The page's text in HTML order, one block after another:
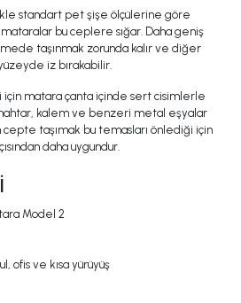
standart pet şişe ölçülerine göre
mataralar bu ceplere sığar. Daha geniş
taşınmak zorunda kalır ve diğer
iz bırakabilir.
için matara çanta içinde sert cisimlerle
kalem ve benzeri metal eşyalar
cepte taşımak bu temasları önlediği için
daha uygundur.
Model 2
ofis ve kısa yürüyüş